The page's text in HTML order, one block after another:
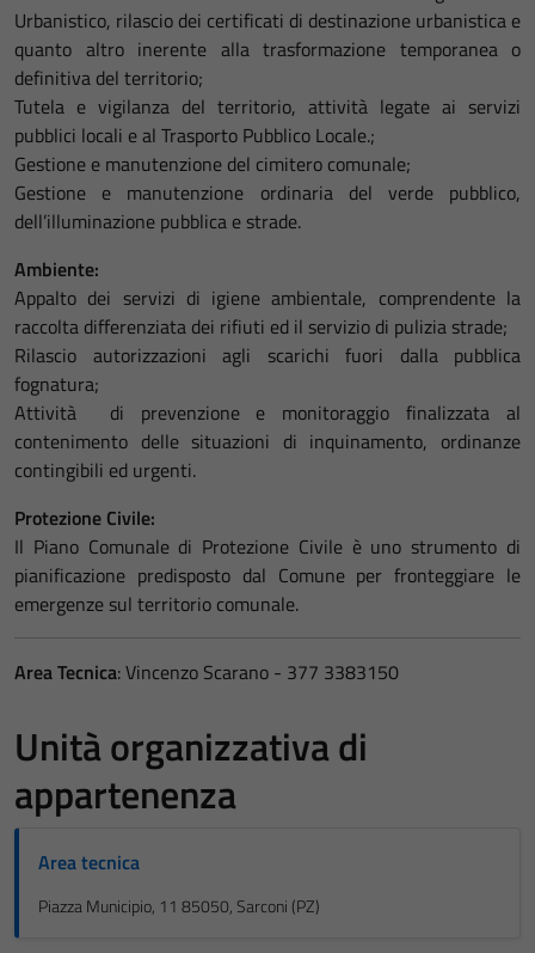
Urbanistico, rilascio dei certificati di destinazione urbanistica e
quanto altro inerente alla trasformazione temporanea o
definitiva del territorio;
Tutela e vigilanza del territorio, attività legate ai servizi
pubblici locali e al Trasporto Pubblico Locale.;
Gestione e manutenzione del cimitero comunale;
Gestione e manutenzione ordinaria del verde pubblico,
dell’illuminazione pubblica e strade.
Ambiente:
Appalto dei servizi di igiene ambientale, comprendente la
raccolta differenziata dei rifiuti ed il servizio di pulizia strade;
Rilascio autorizzazioni agli scarichi fuori dalla pubblica
fognatura;
Attività di prevenzione e monitoraggio finalizzata al
contenimento delle situazioni di inquinamento, ordinanze
contingibili ed urgenti.
Protezione Civile:
Il Piano Comunale di Protezione Civile è uno strumento di
pianificazione predisposto dal Comune per fronteggiare le
emergenze sul territorio comunale.
Area Tecnica: Vincenzo Scarano - 377 3383150
Unità organizzativa di
appartenenza
Area tecnica
Piazza Municipio, 11 85050, Sarconi (PZ)